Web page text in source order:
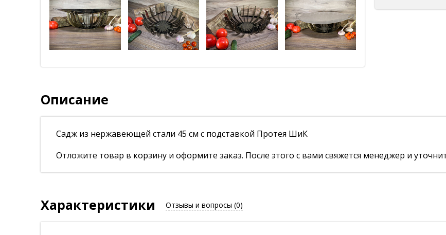
Описание
Садж из нержавеющей стали 45 см с подставкой Протея ШиК
Отложите товар в корзину и оформите заказ. После этого с вами свяжется менеджер и
Характеристики Отзывы и вопросы (0)